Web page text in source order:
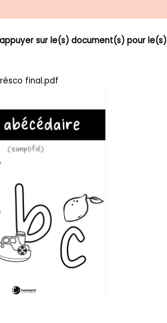
sur le(s) document(s) pour le(s)
final.pdf